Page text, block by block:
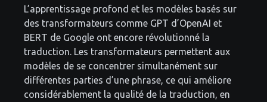
L’apprentissage profond et les modèles basés sur
des transformateurs comme GPT d’OpenAI et
BERT de Google ont encore révolutionné la
traduction. Les transformateurs permettent aux
modèles de se concentrer simultanément sur
différentes parties d’une phrase, ce qui améliore
considérablement la qualité de la traduction, en